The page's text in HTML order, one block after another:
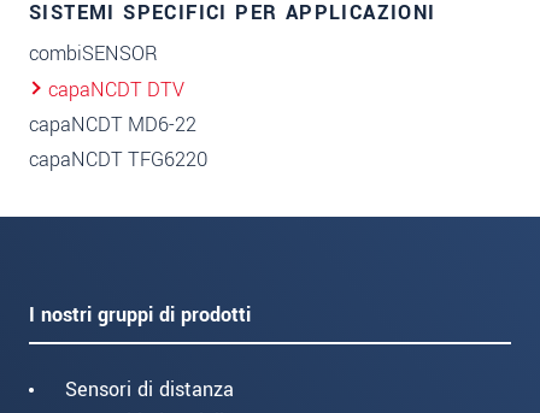
SISTEMI SPECIFICI PER APPLICAZIONI
combiSENSOR
capaNCDT DTV
capaNCDT MD6-22
capaNCDT TFG6220
I nostri gruppi di prodotti
Sensori di distanza